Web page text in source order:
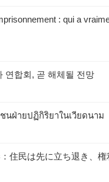
: qui a
연합회, 곧 해체될 전망
นฝ่ายปฏิกิริยาในเวียดนาม
住民は先に立ち退き、権